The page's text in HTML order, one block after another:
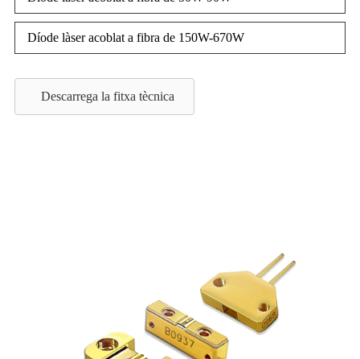
Díode làser acoblat a fibra de 150W-670W
Descarrega la fitxa tècnica